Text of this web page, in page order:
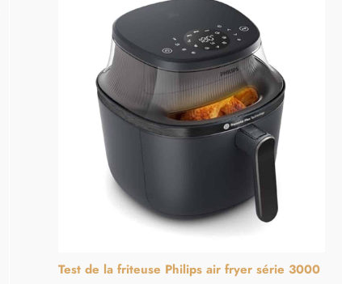
Test de la friteuse Philips air fryer série 3000